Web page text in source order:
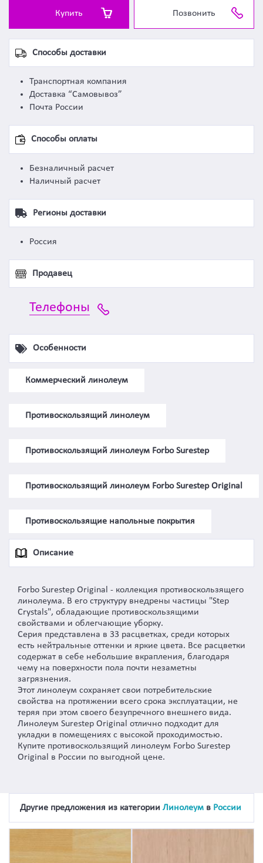
Купить Позвонить
Способы доставки
Транспортная компания
Доставка “Самовывоз”
Почта России
Способы оплаты
Безналичный расчет
Наличный расчет
Регионы доставки
Россия
Продавец
Телефоны
Особенности
Коммерческий линолеум
Противоскользящий линолеум
Противоскользящий линолеум Forbo Surestep
Противоскользящий линолеум Forbo Surestep Original
Противоскользящие напольные покрытия
Описание
Forbo Surestep Original - коллекция противоскользящего
линолеума. В его структуру внедрены частицы "Step
Crystals", обладающие противоскользящими
свойствами и облегчающие уборку.
Серия представлена в 33 расцветках, среди которых
есть нейтральные оттенки и яркие цвета. Все расцветки
содержат в себе небольшие вкрапления, благодаря
чему на поверхности пола почти незаметны
загрязнения.
Этот линолеум сохраняет свои потребительские
свойства на протяжении всего срока эксплуатации, не
теряя при этом своего безупречного внешнего вида.
Линолеум Surestep Original отлично подходит для
укладки в помещениях с высокой проходимостью.
Купите противоскользящий линолеум Forbo Surestep
Original в России по выгодной цене.
Другие предложения из категории Линолеум в России